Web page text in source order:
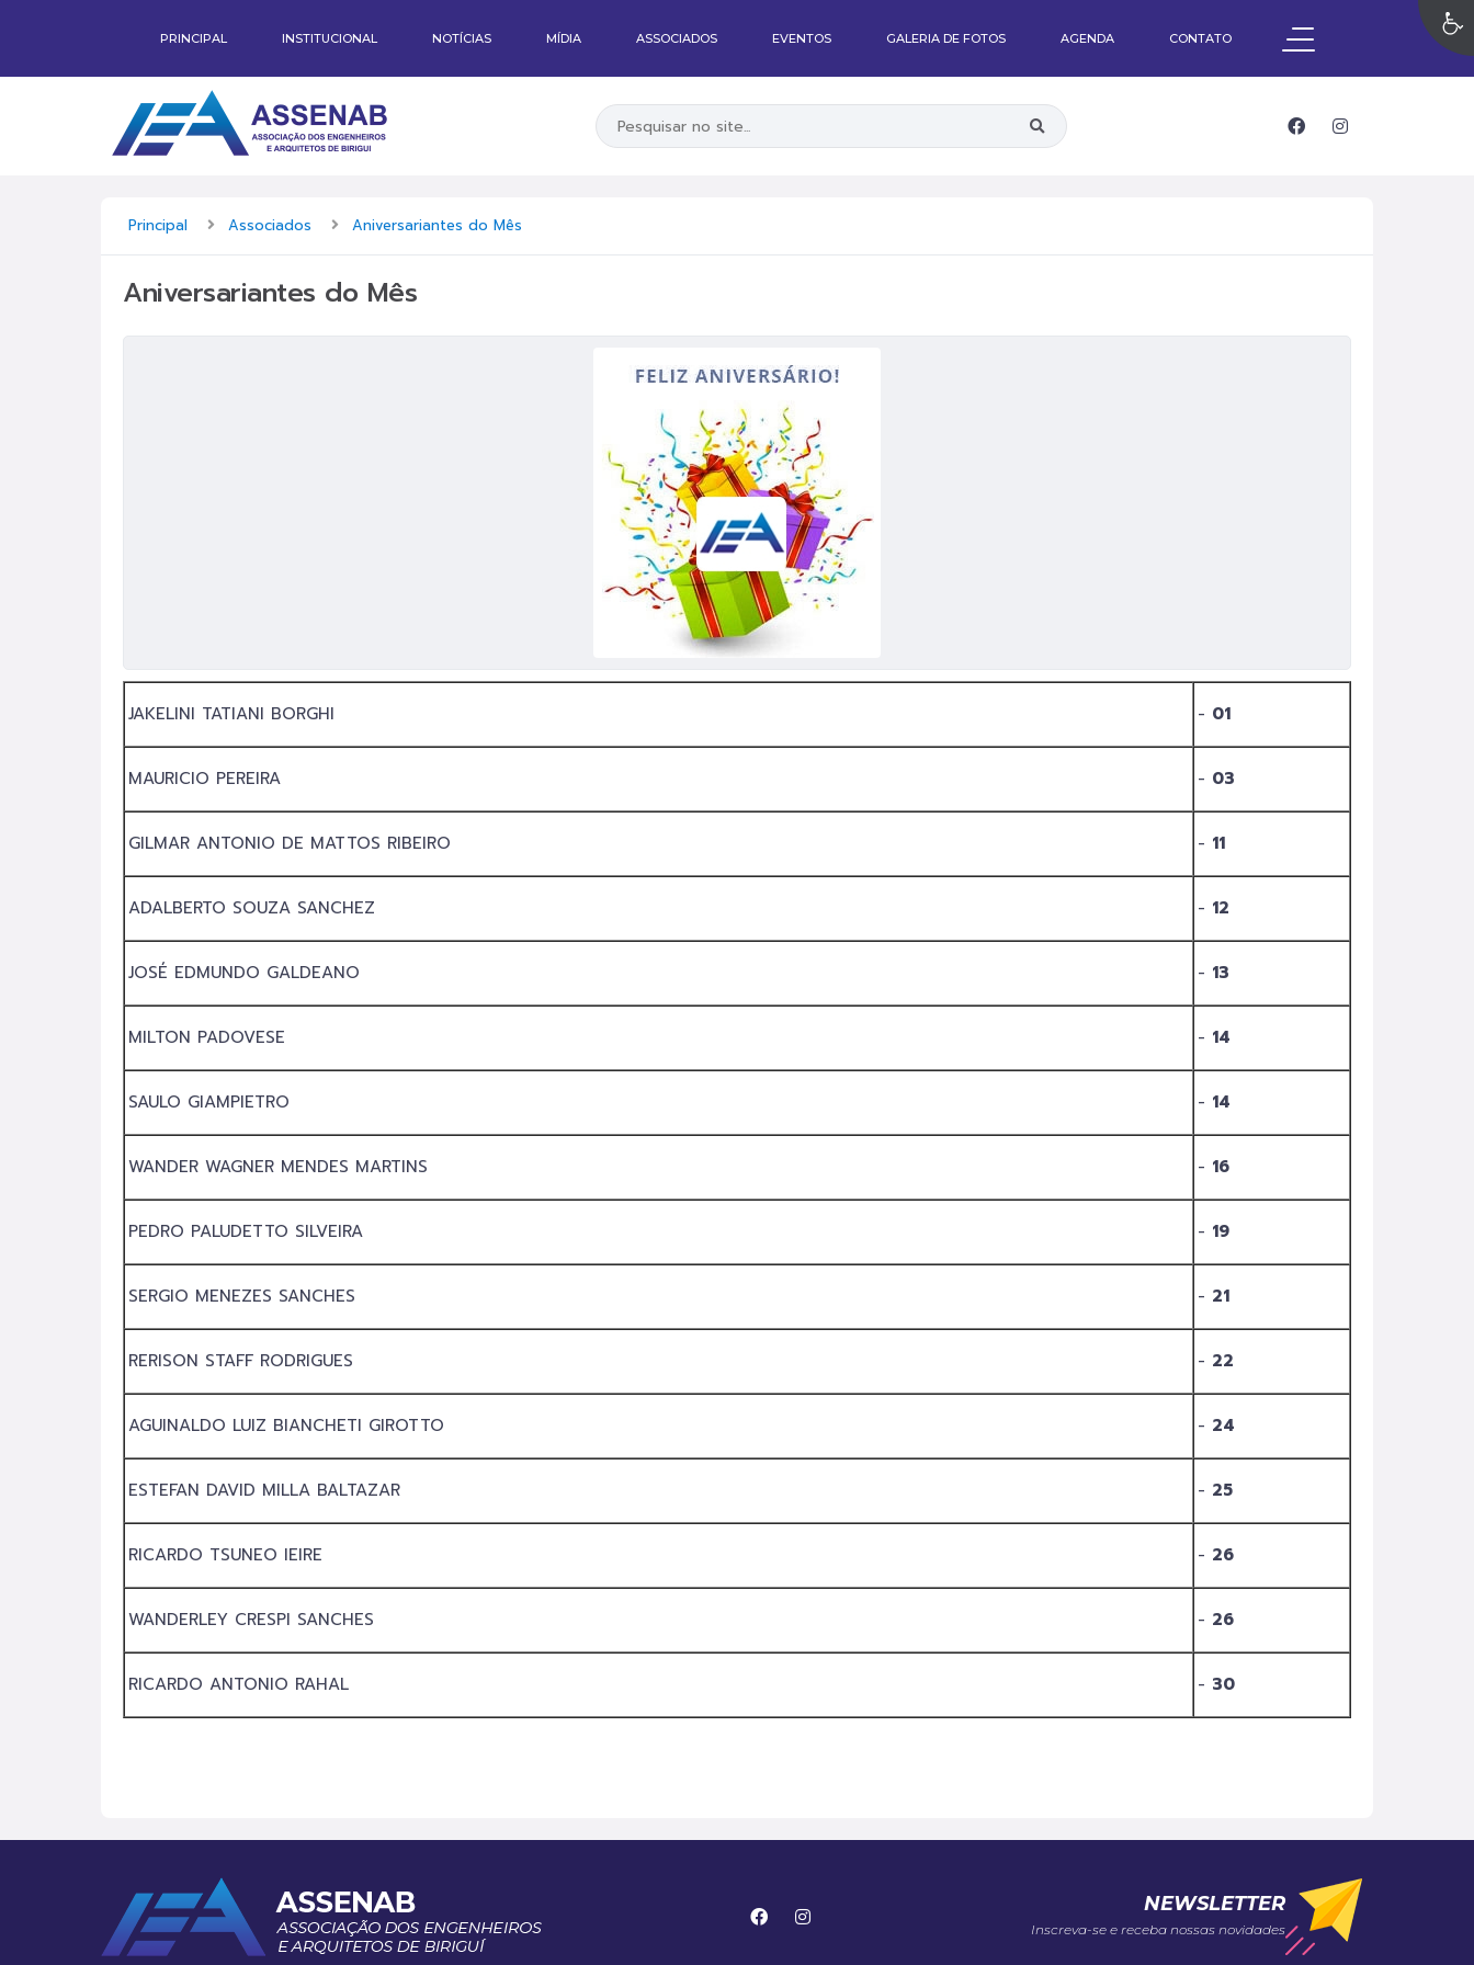
PRINCIPAL INSTITUCIONAL NOTÍCIAS MÍDIA ASSOCIADOS EVENTOS GALERIA DE FOTOS AGENDA CONTATO
Principal Associados Aniversariantes do Mês
Aniversariantes do Mês
JAKELINI TATIANI BORGHI - 01
MAURICIO PEREIRA - 03
GILMAR ANTONIO DE MATTOS RIBEIRO - 11
ADALBERTO SOUZA SANCHEZ - 12
JOSÉ EDMUNDO GALDEANO - 13
MILTON PADOVESE - 14
SAULO GIAMPIETRO - 14
WANDER WAGNER MENDES MARTINS - 16
PEDRO PALUDETTO SILVEIRA - 19
SERGIO MENEZES SANCHES - 21
RERISON STAFF RODRIGUES - 22
AGUINALDO LUIZ BIANCHETI GIROTTO - 24
ESTEFAN DAVID MILLA BALTAZAR - 25
RICARDO TSUNEO IEIRE - 26
WANDERLEY CRESPI SANCHES - 26
RICARDO ANTONIO RAHAL - 30
NEWSLETTER
Inscreva-se e receba nossas novidades